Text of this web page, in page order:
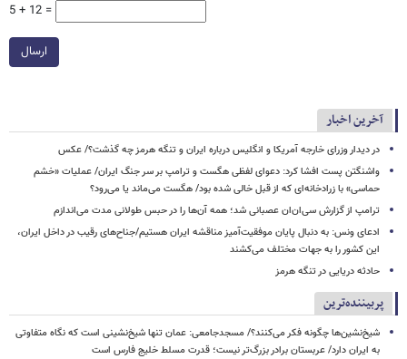
5 + 12 =
ارسال
آخرین اخبار
در دیدار وزرای خارجه آمریکا و انگلیس درباره ایران و تنگه هرمز چه گذشت؟/ عکس
واشنگتن پست افشا کرد: دعوای لفظی هگست و ترامپ بر سر جنگ ایران/ عملیات «خشم
حماسی» با زرادخانه‌ای که از قبل خالی شده بود/ هگست می‌ماند یا می‌رود؟
ترامپ از گزارش سی‌ان‌ان عصبانی شد؛ همه آن‌ها را در حبس طولانی مدت می‌اندازم
ادعای ونس: به دنبال پایان موفقیت‌آمیز مناقشه ایران هستیم/جناح‌های رقیب در داخل ایران،
این کشور را به جهات مختلف می‌کشند
حادثه دریایی در تنگه هرمز
پربیننده‌ترین
شیخ‌نشین‌ها چگونه فکر می‌کنند؟/ مسجدجامعی: عمان تنها شیخ‌نشینی است که نگاه متفاوتی
به ایران دارد/ عربستان برادر بزرگ‌تر نیست؛ قدرت مسلط خلیج فارس است